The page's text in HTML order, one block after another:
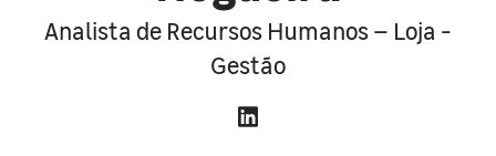
Analista de Recursos Humanos – Loja -
Gestão